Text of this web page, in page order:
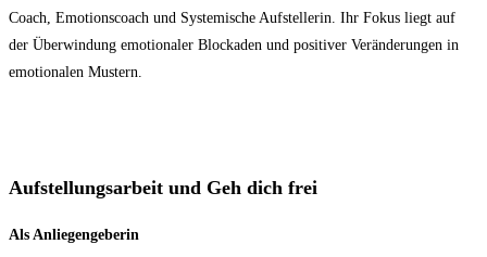
Coach, Emotionscoach und Systemische Aufstellerin. Ihr Fokus liegt auf
der Überwindung emotionaler Blockaden und positiver Veränderungen in
emotionalen Mustern.
Aufstellungsarbeit und Geh dich frei
Als Anliegengeberin